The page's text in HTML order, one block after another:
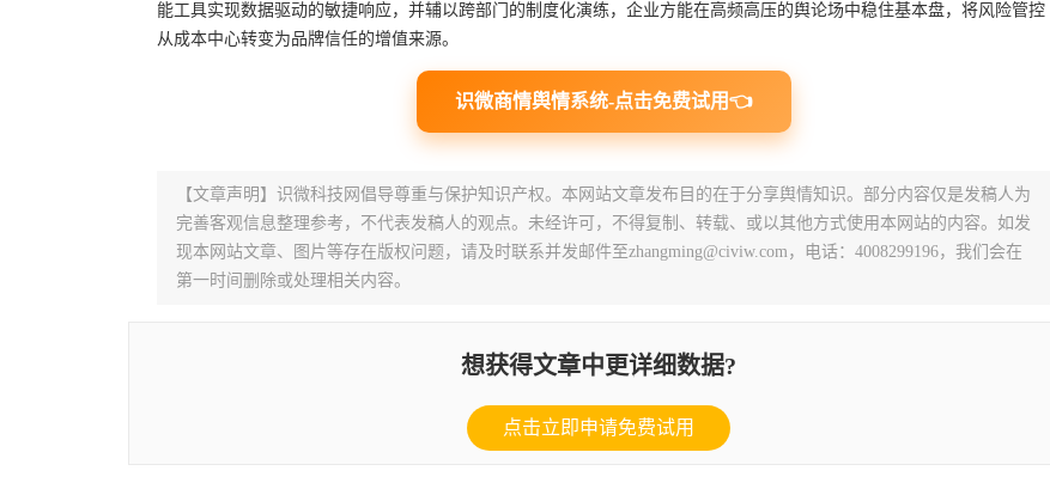
能工具实现数据驱动的敏捷响应，并辅以跨部门的制度化演练，企业方能在高频高压的舆论场中稳住基本盘，将风险管控
从成本中心转变为品牌信任的增值来源。
识微商情舆情系统-点击免费试用👈
【文章声明】识微科技网倡导尊重与保护知识产权。本网站文章发布目的在于分享舆情知识。部分内容仅是发稿人为
完善客观信息整理参考，不代表发稿人的观点。未经许可，不得复制、转载、或以其他方式使用本网站的内容。如发
现本网站文章、图片等存在版权问题，请及时联系并发邮件至zhangming@civiw.com，电话：4008299196，我们会在
第一时间删除或处理相关内容。
想获得文章中更详细数据?
点击立即申请免费试用